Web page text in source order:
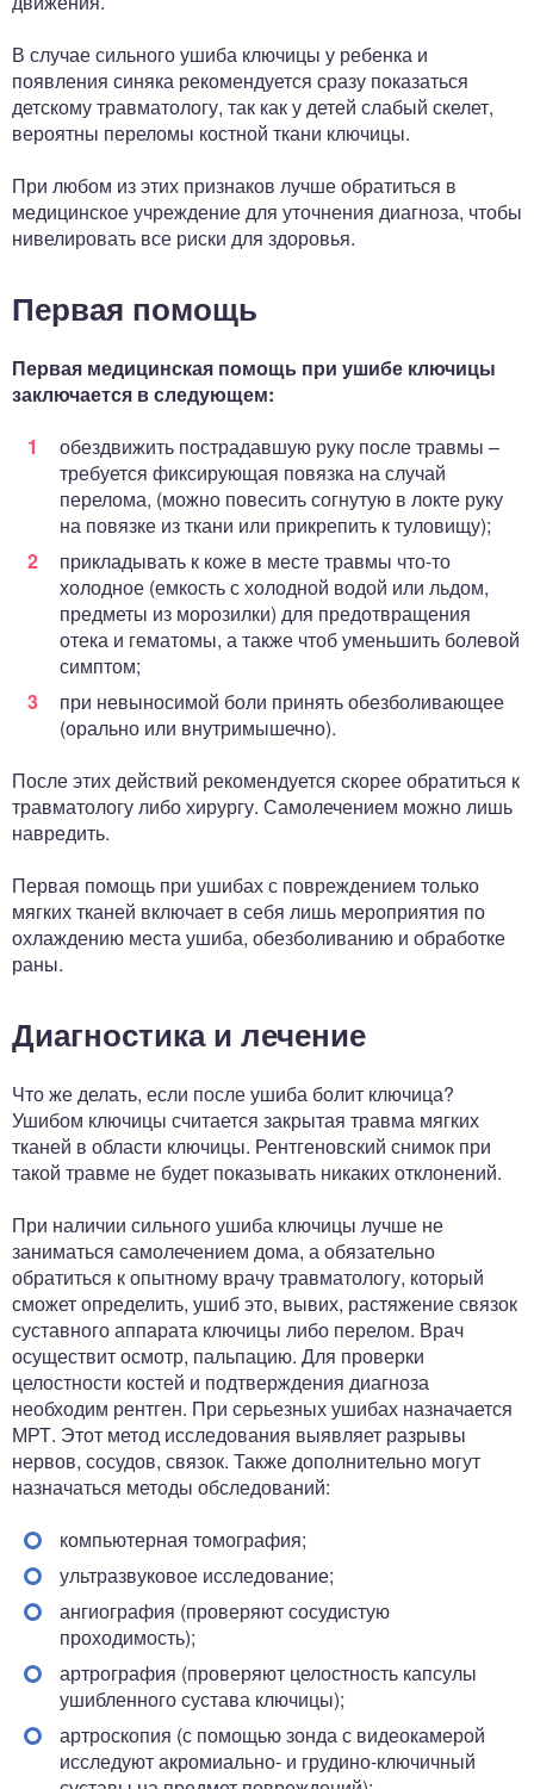
В случае сильного ушиба ключицы у ребенка и
появления синяка рекомендуется сразу показаться
детскому травматологу, так как у детей слабый скелет,
вероятны переломы костной ткани ключицы.
При любом из этих признаков лучше обратиться в
медицинское учреждение для уточнения диагноза, чтобы
нивелировать все риски для здоровья.
Первая помощь
Первая медицинская помощь при ушибе ключицы
заключается в следующем:
обездвижить пострадавшую руку после травмы –
требуется фиксирующая повязка на случай
перелома, (можно повесить согнутую в локте руку
на повязке из ткани или прикрепить к туловищу);
прикладывать к коже в месте травмы что-то
холодное (емкость с холодной водой или льдом,
предметы из морозилки) для предотвращения
отека и гематомы, а также чтоб уменьшить болевой
симптом;
при невыносимой боли принять обезболивающее
(орально или внутримышечно).
После этих действий рекомендуется скорее обратиться к
травматологу либо хирургу. Самолечением можно лишь
навредить.
Первая помощь при ушибах с повреждением только
мягких тканей включает в себя лишь мероприятия по
охлаждению места ушиба, обезболиванию и обработке
раны.
Диагностика и лечение
Что же делать, если после ушиба болит ключица?
Ушибом ключицы считается закрытая травма мягких
тканей в области ключицы. Рентгеновский снимок при
такой травме не будет показывать никаких отклонений.
При наличии сильного ушиба ключицы лучше не
заниматься самолечением дома, а обязательно
обратиться к опытному врачу травматологу, который
сможет определить, ушиб это, вывих, растяжение связок
суставного аппарата ключицы либо перелом. Врач
осуществит осмотр, пальпацию. Для проверки
целостности костей и подтверждения диагноза
необходим рентген. При серьезных ушибах назначается
МРТ. Этот метод исследования выявляет разрывы
нервов, сосудов, связок. Также дополнительно могут
назначаться методы обследований:
компьютерная томография;
ультразвуковое исследование;
ангиография (проверяют сосудистую
проходимость);
артрография (проверяют целостность капсулы
ушибленного сустава ключицы);
артроскопия (с помощью зонда с видеокамерой
исследуют акромиально- и грудино-ключичный